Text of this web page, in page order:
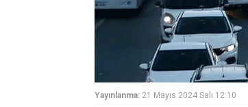
Yayınlanma: 21 Mayıs 2024 Salı 12:10